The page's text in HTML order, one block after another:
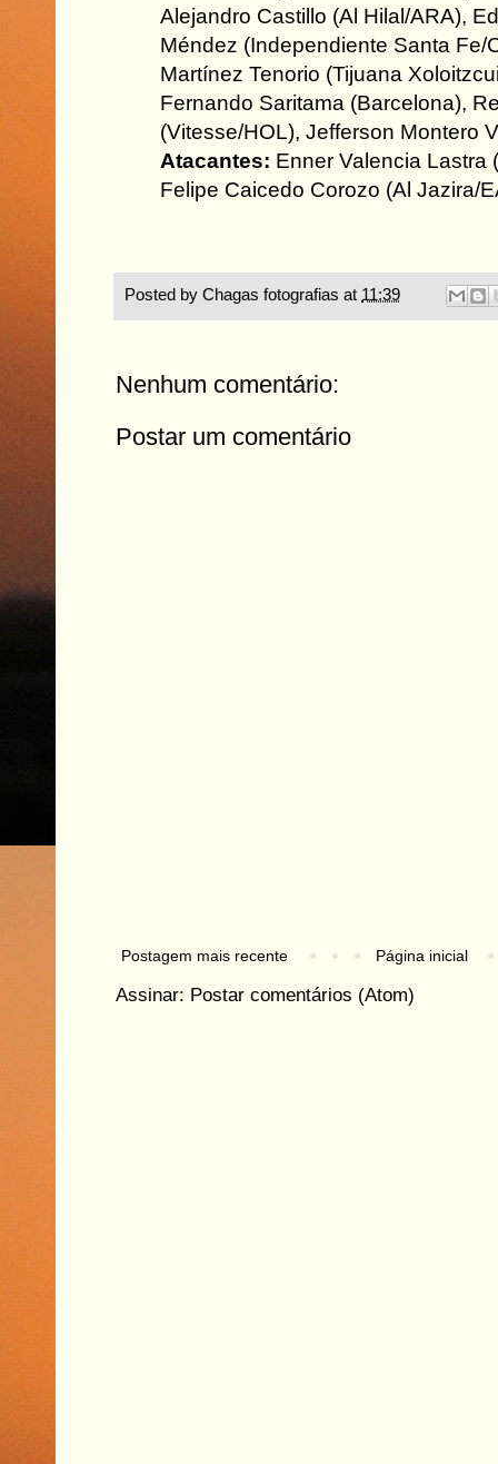
Alejandro Castillo (Al Hilal/ARA),
Méndez (Independiente Santa Fe/
Martínez Tenorio (Tijuana
Fernando Saritama (Barcelona),
(Vitesse/HOL), Jefferson Montero
Atacantes: Enner Valencia Lastra
Felipe Caicedo Corozo (Al Jazira/
Posted by Chagas fotografias at 11:39
Nenhum comentário:
Postar um comentário
Postagem mais recente Página inicial
Assinar: Postar comentários (Atom)